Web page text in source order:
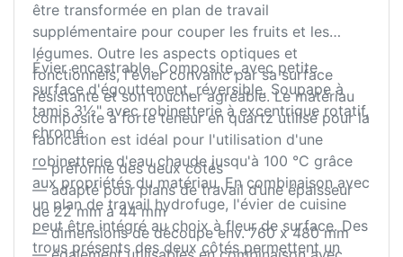
être transformée en plan de travail
supplémentaire pour couper les fruits et les
légumes. Outre les aspects optiques et
fonctionnels, l'évier convainc par sa surface
résistante et son toucher agréable. Le matériau
composite à forte teneur en quartz utilisé pour la
fabrication est idéal pour l'utilisation d'une
robinetterie d'eau chaude jusqu'à 100 °C grâce
aux propriétés du matériau. En combinaison avec
un plan de travail hydrofuge, l'évier de cuisine
peut être intégré au choix à fleur de surface. Des
trous présents des deux côtés permettent un
Évier encastrable. Composite, avec petite
surface d'égouttement, réversible. Soupape à
tamis 3½" avec robinetterie à excentrique rotatif,
chromé.
— préformé des deux côtés
— adapté pour plans de travail d’une épaisseur
de 22 mm à 44 mm
— dimensions de découpe env. 760 x 480 mm